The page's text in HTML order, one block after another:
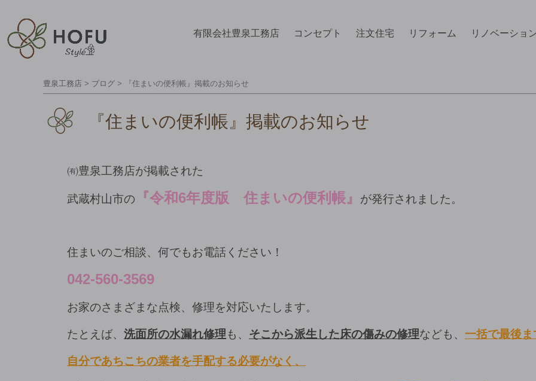
有限会社豊泉工務店 コンセプト 注文住宅 リフォーム リノベーショ
豊泉工務店 > ブログ > 『住まいの便利帳』掲載のお知らせ
『住まいの便利帳』掲載のお知らせ
㈲豊泉工務店が掲載された
武蔵村山市の 『令和6年度版 住まいの便利帳』 が発行されました。
住まいのご相談、何でもお電話ください！
042-560-3569
お家のさまざまな点検、修理を対応いたします。
たとえば、 洗面所の水漏れ修理も、 そこから派生した床の傷みの修理なども、 一括で最後ま
自分であちこちの業者を手配する必要がなく、